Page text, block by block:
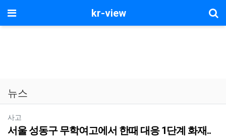
메뉴 kr-view
뉴스
사고
서울 성동구 무학여고에서 한때 대응 1단계 화재..